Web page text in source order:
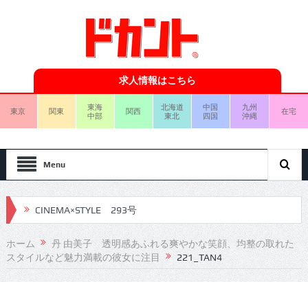
求人情報はこちら
東京 関東
東海
中部
関西
北海道
東北
中国
四国
九州
沖縄
在宅
Menu
CINEMA×STYLE 293号
CINEMA×STYLE 292号
CINEMA×STYLE 291号
ホーム
丹 由美子 透明感あふれる爽やかな笑顔、均整の取れた
スタイルなど魅力満載の彼女に注目
221_TAN4